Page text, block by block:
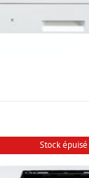
Stock épuisé